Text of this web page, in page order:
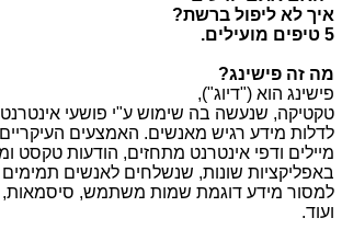
איך לא ליפול ברשת?
5 טיפים מועילים.
מה זה פישינג?
פישינג הוא ("דיוג"),
טקטיקה, שנעשה בה שימוש ע"י פושעי אינטרנט
לדלות מידע רגיש מאנשים. האמצעים
מיילים ודפי אינטרנט מתחזים, הודעות טקסט
באפליקציות שונות, שנשלחים לאנשים
למסור מידע דוגמת שמות משתמש,
ועוד.